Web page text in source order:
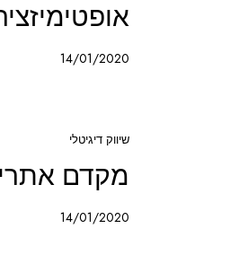
14/01/2020
שיווק דיגיטלי
מקדם
14/01/2020